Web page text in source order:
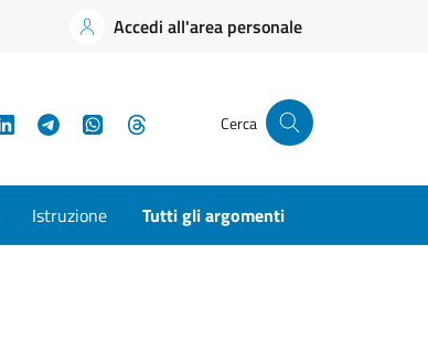
Accedi all'area personale
LinkedInTelegramWhatsApp Cerca
Istruzione Tutti gli argomenti